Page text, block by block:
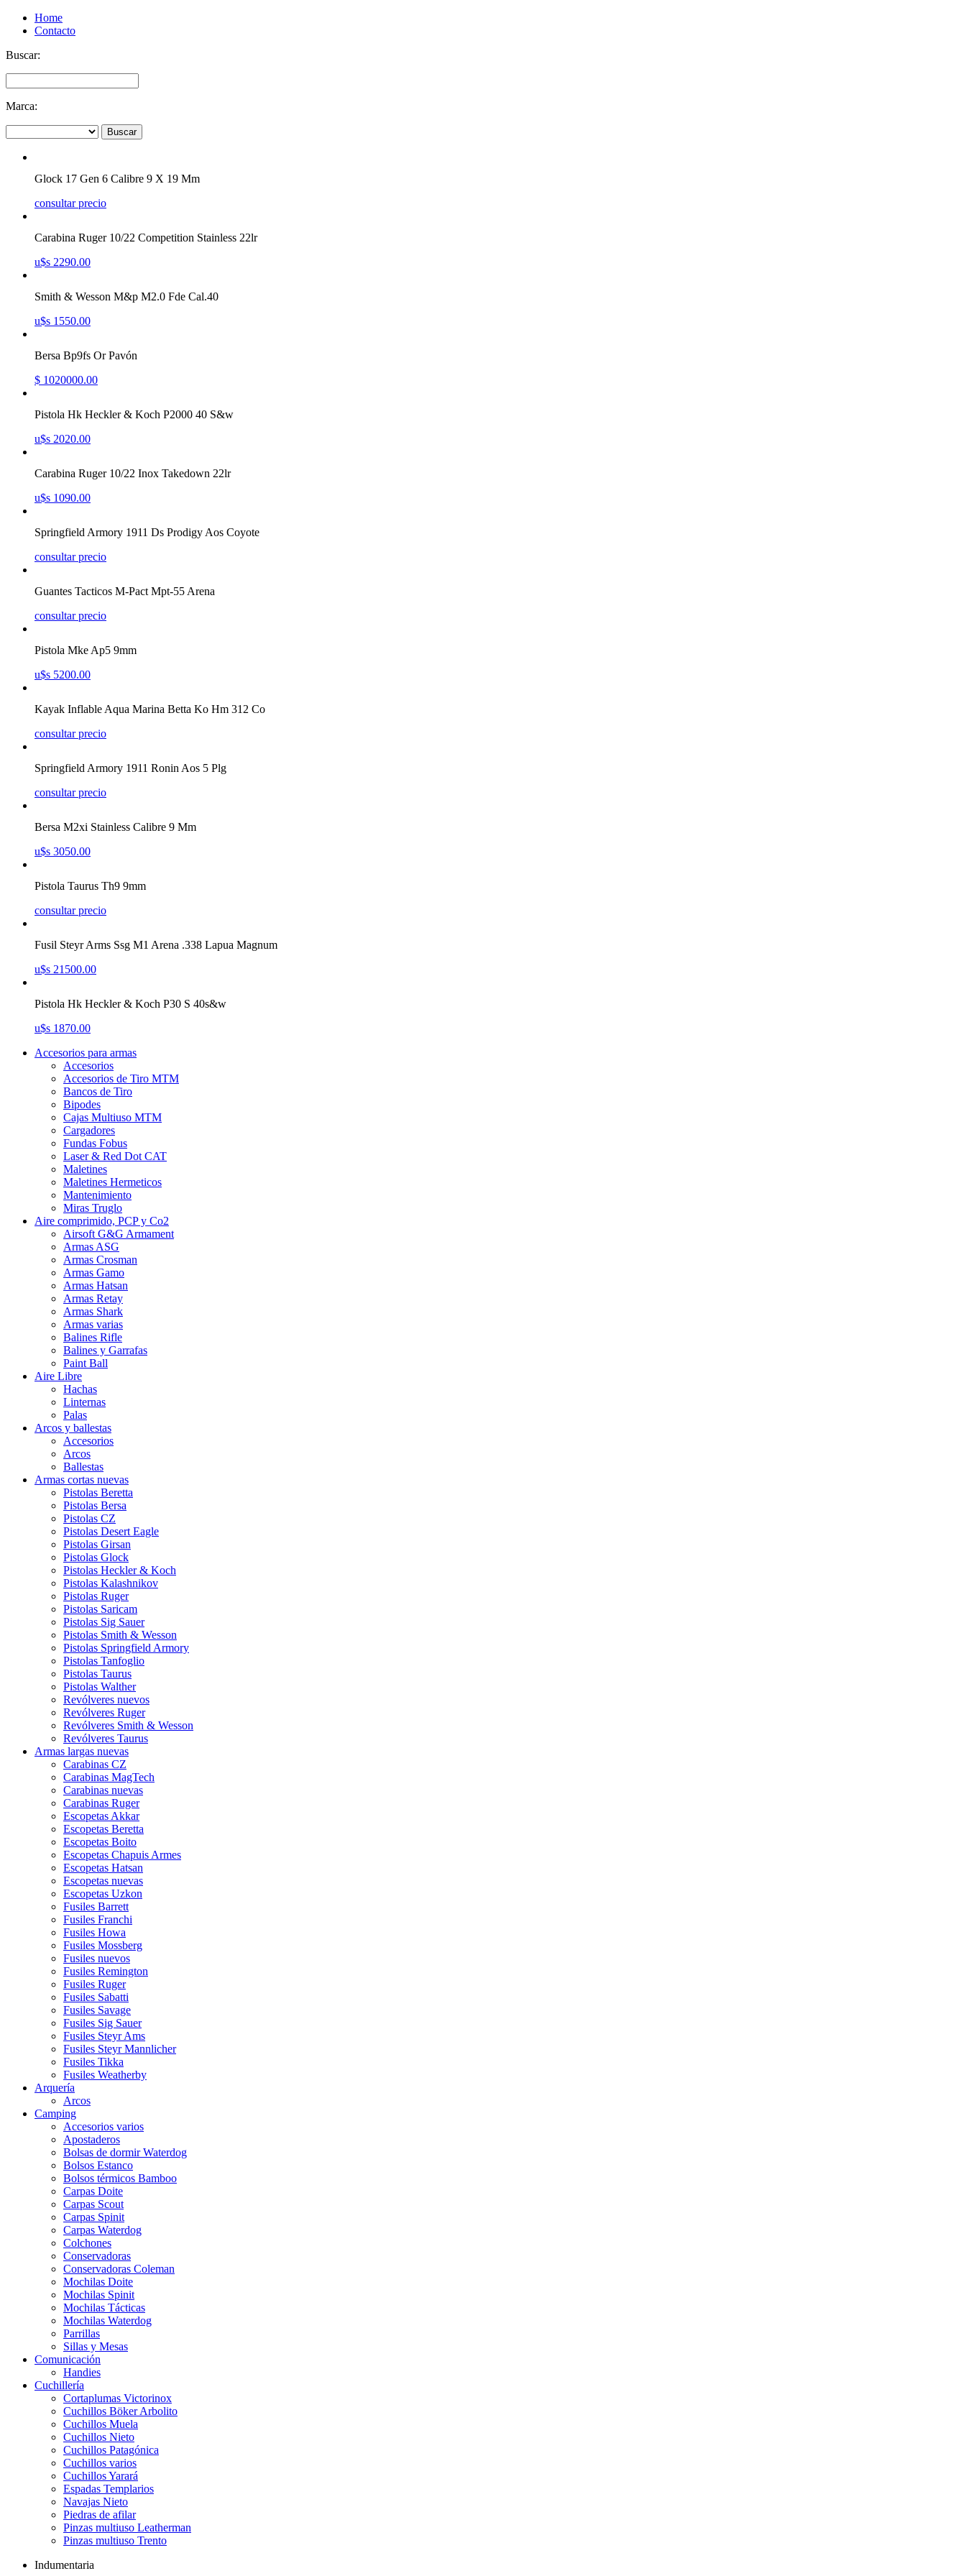
Home
Contacto
Buscar:
Marca:
Buscar
Glock 17 Gen 6 Calibre 9 X 19 Mm
consultar precio
Carabina Ruger 10/22 Competition Stainless 22lr
u$s 2290.00
Smith & Wesson M&p M2.0 Fde Cal.40
u$s 1550.00
Bersa Bp9fs Or Pavón
$ 1020000.00
Pistola Hk Heckler & Koch P2000 40 S&w
u$s 2020.00
Carabina Ruger 10/22 Inox Takedown 22lr
u$s 1090.00
Springfield Armory 1911 Ds Prodigy Aos Coyote
consultar precio
Guantes Tacticos M-Pact Mpt-55 Arena
consultar precio
Pistola Mke Ap5 9mm
u$s 5200.00
Kayak Inflable Aqua Marina Betta Ko Hm 312 Co
consultar precio
Springfield Armory 1911 Ronin Aos 5 Plg
consultar precio
Bersa M2xi Stainless Calibre 9 Mm
u$s 3050.00
Pistola Taurus Th9 9mm
consultar precio
Fusil Steyr Arms Ssg M1 Arena .338 Lapua Magnum
u$s 21500.00
Pistola Hk Heckler & Koch P30 S 40s&w
u$s 1870.00
Accesorios para armas
Accesorios
Accesorios de Tiro MTM
Bancos de Tiro
Bipodes
Cajas Multiuso MTM
Cargadores
Fundas Fobus
Laser & Red Dot CAT
Maletines
Maletines Hermeticos
Mantenimiento
Miras Truglo
Aire comprimido, PCP y Co2
Airsoft G&G Armament
Armas ASG
Armas Crosman
Armas Gamo
Armas Hatsan
Armas Retay
Armas Shark
Armas varias
Balines Rifle
Balines y Garrafas
Paint Ball
Aire Libre
Hachas
Linternas
Palas
Arcos y ballestas
Accesorios
Arcos
Ballestas
Armas cortas nuevas
Pistolas Beretta
Pistolas Bersa
Pistolas CZ
Pistolas Desert Eagle
Pistolas Girsan
Pistolas Glock
Pistolas Heckler & Koch
Pistolas Kalashnikov
Pistolas Ruger
Pistolas Saricam
Pistolas Sig Sauer
Pistolas Smith & Wesson
Pistolas Springfield Armory
Pistolas Tanfoglio
Pistolas Taurus
Pistolas Walther
Revólveres nuevos
Revólveres Ruger
Revólveres Smith & Wesson
Revólveres Taurus
Armas largas nuevas
Carabinas CZ
Carabinas MagTech
Carabinas nuevas
Carabinas Ruger
Escopetas Akkar
Escopetas Beretta
Escopetas Boito
Escopetas Chapuis Armes
Escopetas Hatsan
Escopetas nuevas
Escopetas Uzkon
Fusiles Barrett
Fusiles Franchi
Fusiles Howa
Fusiles Mossberg
Fusiles nuevos
Fusiles Remington
Fusiles Ruger
Fusiles Sabatti
Fusiles Savage
Fusiles Sig Sauer
Fusiles Steyr Ams
Fusiles Steyr Mannlicher
Fusiles Tikka
Fusiles Weatherby
Arquería
Arcos
Camping
Accesorios varios
Apostaderos
Bolsas de dormir Waterdog
Bolsos Estanco
Bolsos térmicos Bamboo
Carpas Doite
Carpas Scout
Carpas Spinit
Carpas Waterdog
Colchones
Conservadoras
Conservadoras Coleman
Mochilas Doite
Mochilas Spinit
Mochilas Tácticas
Mochilas Waterdog
Parrillas
Sillas y Mesas
Comunicación
Handies
Cuchillería
Cortaplumas Victorinox
Cuchillos Böker Arbolito
Cuchillos Muela
Cuchillos Nieto
Cuchillos Patagónica
Cuchillos varios
Cuchillos Yarará
Espadas Templarios
Navajas Nieto
Piedras de afilar
Pinzas multiuso Leatherman
Pinzas multiuso Trento
Indumentaria